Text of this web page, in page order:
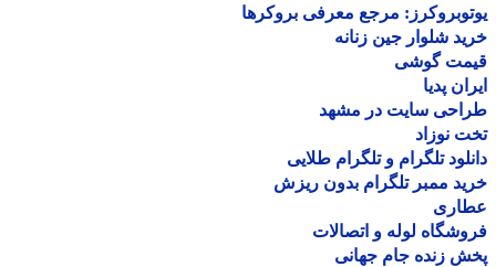
مرجع معرفی بروکرها
شلوار جین زنانه
گوشی
پدیا
سایت در مشهد
نوزاد
تلگرام و تلگرام طلایی
ممبر تلگرام بدون ریزش
لوله و اتصالات
زنده جام جهانی